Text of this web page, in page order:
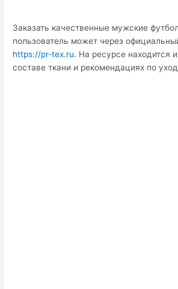
Заказать качественные мужские
пользователь может через
https://pr-tex.ru. На ресурсе находится
составе ткани и рекомендациях по